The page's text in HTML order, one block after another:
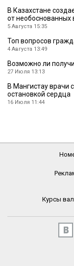
В Казахстане
от необоснованных
5 Августа 15:35
Топ вопросов
4 Августа 13:49
Возможно ли
27 Июля 13:13
В Мангистау врачи
остановкой сердца
16 Июля 11:44
Курсы